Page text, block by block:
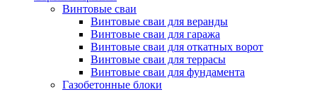
Винтовые сваи
Винтовые сваи для веранды
Винтовые сваи для гаража
Винтовые сваи для откатных ворот
Винтовые сваи для террасы
Винтовые сваи для фундамента
Газобетонные блоки